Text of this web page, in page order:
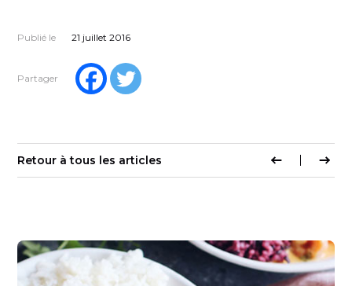
Publié le 21 juillet 2016
Partager
Retour à tous les articles